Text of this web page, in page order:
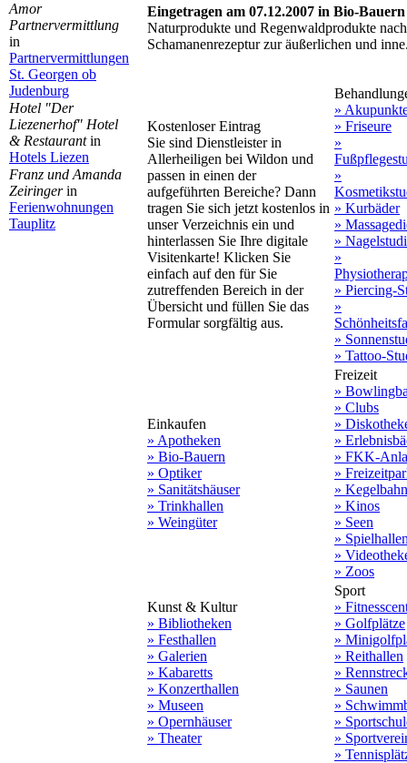
Amor
Partnervermittlung
in
Partnervermittlungen
St. Georgen ob
Judenburg
Hotel "Der
Liezenerhof" Hotel
& Restaurantin
Hotels Liezen
Franz und Amanda
Zeiringerin
Ferienwohnungen
Tauplitz
Eingetragen am 07.12.2007 in Bio-
Naturprodukte und Regenwaldprodukte
Schamanenrezeptur zur äußerlichen und
Kostenloser Eintrag
Sie sind Dienstleister in
Allerheiligen bei Wildon und
passen in einen der
aufgeführten Bereiche? Dann
tragen Sie sich jetzt kostenlos in
unser Verzeichnis ein und
hinterlassen Sie Ihre digitale
Visitenkarte! Klicken Sie
einfach auf den für Sie
zutreffenden Bereich in der
Übersicht und füllen Sie das
Formular sorgfältig aus.
»
» Friseure
»
»
» Kurbäder
»
»
»
» Piercing-
»
»
» Tattoo-
Einkaufen
» Apotheken
» Bio-Bauern
» Optiker
» Sanitätshäuser
» Trinkhallen
» Weingüter
Freizeit
»
» Clubs
»
»
» FKK-
»
»
» Kinos
» Seen
»
»
» Zoos
Kunst & Kultur
» Bibliotheken
» Festhallen
» Galerien
» Kabaretts
» Konzerthallen
» Museen
» Opernhäuser
» Theater
Sport
»
» Golfplätze
»
» Reithallen
»
» Saunen
»
»
»
»